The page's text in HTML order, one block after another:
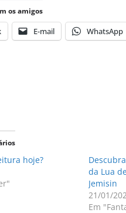
os amigos
E-mail WhatsApp
hoje?
da Lua
Jemisin
21/01/
Em